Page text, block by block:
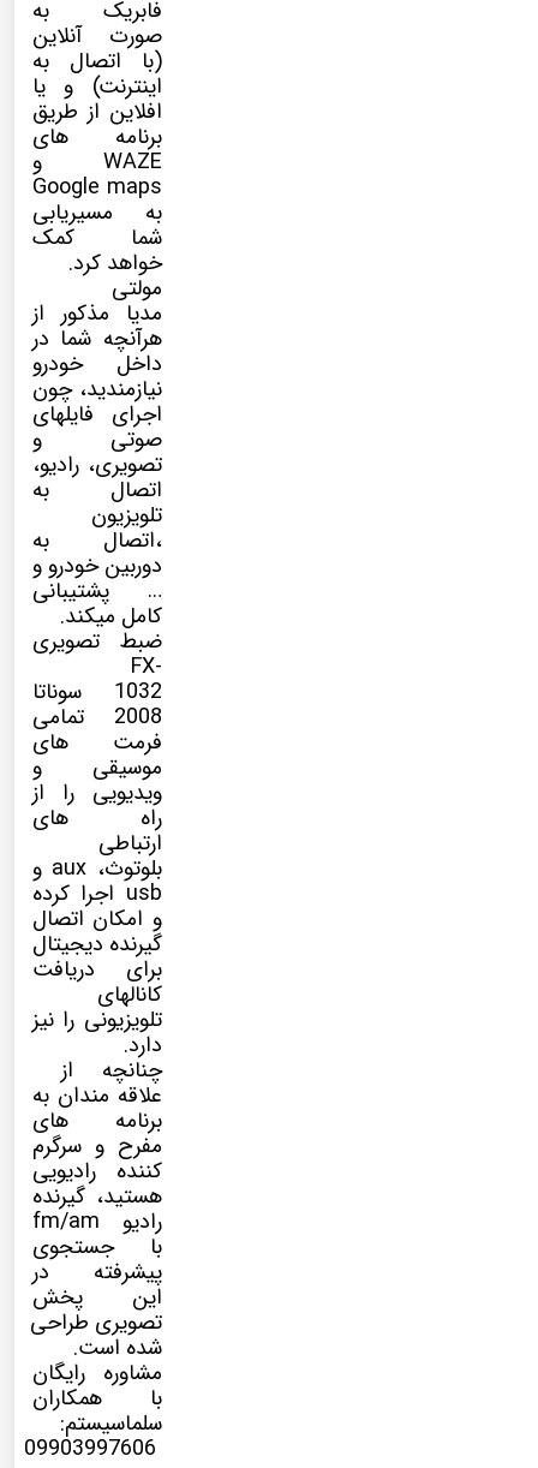
فابریک به
صورت آنلاین
(با اتصال به
اینترنت) و یا
افلاین از طریق
برنامه های
WAZE و
Google maps
به مسیریابی
شما کمک
خواهد کرد.
مولتی
مدیا مذکور از
هرآنچه شما در
داخل خودرو
نیازمندید، چون
اجرای فایلهای
صوتی و
تصویری، رادیو،
اتصال به
تلویزیون
،اتصال به
دوربین خودرو و
… پشتیبانی
کامل میکند.
ضبط تصویری
FX-
1032 سوناتا
2008 تمامی
فرمت های
موسیقی و
ویدیویی را از
راه های
ارتباطی
بلوتوث، aux و
usb اجرا کرده
و امکان اتصال
گیرنده دیجیتال
برای دریافت
کانالهای
تلویزیونی را نیز
دارد.
چنانچه از
علاقه مندان به
برنامه های
مفرح و سرگرم
کننده رادیویی
هستید، گیرنده
رادیو fm/am
با جستجوی
پیشرفته در
این پخش
تصویری طراحی
شده است.
مشاوره رایگان
با همکاران
سلماسیستم:
09903997606